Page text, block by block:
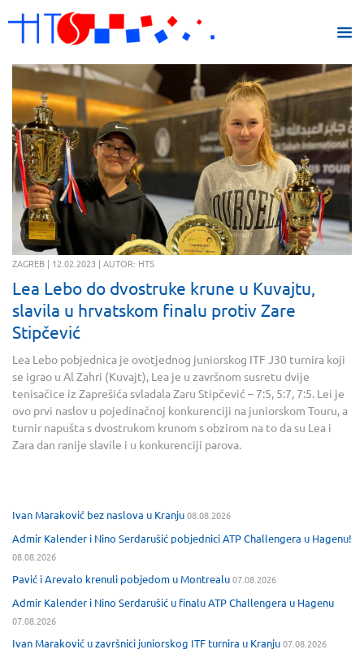
ZAGREB | 12.02.2023 | AUTOR: HTS
Lea Lebo do dvostruke krune u Kuvajtu,
slavila u hrvatskom finalu protiv Zare
Stipčević
Lea Lebo pobjednica je ovotjednog juniorskog ITF J30 turnira koji
se igrao u Al Zahri (Kuvajt), Lea je u završnom susretu dvije
tenisačice iz Zaprešića svladala Zaru Stipčević – 7:5, 5:7, 7:5. Lei je
ovo prvi naslov u pojedinačnoj konkurenciji na juniorskom Touru, a
turnir napušta s dvostrukom krunom s obzirom na to da su Lea i
Zara dan ranije slavile i u konkurenciji parova.
Ivan Maraković bez naslova u Kranju08.08.2026
Admir Kalender i Nino Serdarušić pobjednici ATP Challengera u Hagenu!
08.08.2026
Pavić i Arevalo krenuli pobjedom u Montrealu07.08.2026
Admir Kalender i Nino Serdarušić u finalu ATP Challengera u Hagenu
07.08.2026
Ivan Maraković u završnici juniorskog ITF turnira u Kranju07.08.2026